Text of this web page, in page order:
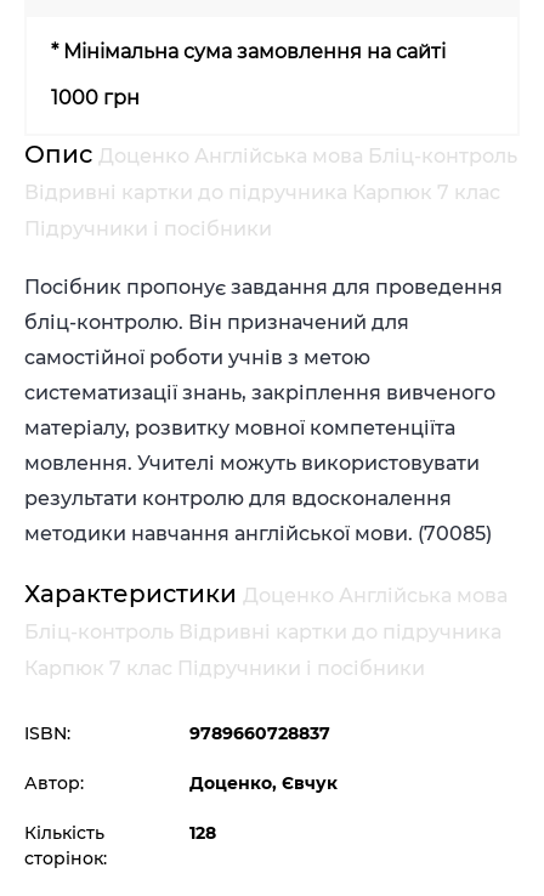
* Мінімальна сума замовлення на сайті
1000 грн
Опис Доценко Англійська мова Бліц-контроль
Відривні картки до підручника Карпюк 7 клас
Підручники і посібники
Посібник пропонує завдання для проведення
бліц-контролю. Він призначений для
самостійної роботи учнів з метою
систематизації знань, закріплення вивченого
матеріалу, розвитку мовної компетенціїта
мовлення. Учителі можуть використовувати
результати контролю для вдосконалення
методики навчання англійської мови. (70085)
Характеристики Доценко Англійська мова
Бліц-контроль Відривні картки до підручника
Карпюк 7 клас Підручники і посібники
ISBN: 9789660728837
Автор: Доценко, Євчук
Кількість
сторінок:
128